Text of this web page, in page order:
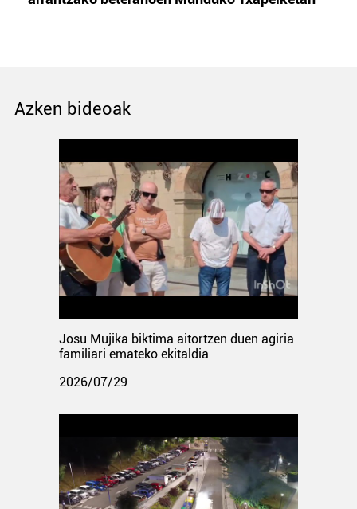
Azken bideoak
Josu Mujika biktima aitortzen duen agiria
familiari emateko ekitaldia
2026/07/29